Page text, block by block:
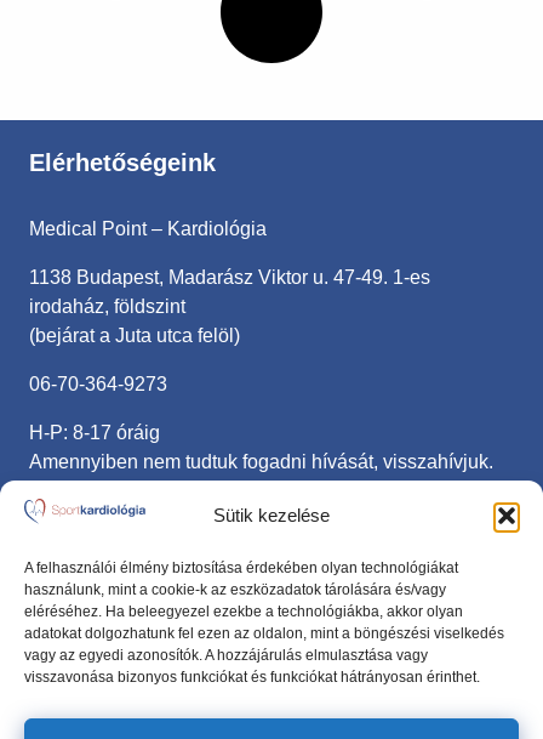
Sütik kezelése
A felhasználói élmény biztosítása érdekében olyan technológiákat
használunk, mint a cookie-k az eszközadatok tárolására és/vagy
eléréséhez. Ha beleegyezel ezekbe a technológiákba, akkor olyan
adatokat dolgozhatunk fel ezen az oldalon, mint a böngészési viselkedés
vagy az egyedi azonosítók. A hozzájárulás elmulasztása vagy
visszavonása bizonyos funkciókat és funkciókat hátrányosan érinthet.
Elérhetőségeink
Medical Point – Kardiológia
1138 Budapest, Madarász Viktor u. 47-49. 1-es
irodaház, földszint
(bejárat a Juta utca felöl)
06-70-364-9273
H-P: 8-17 óráig
Amennyiben nem tudtuk fogadni hívását, visszahívjuk.
sportkardiologia@gmail.com
Fontos linkek
Adatvédelmi nyilatkozat
Anamnézis lap
Kövess minket Facebookon!